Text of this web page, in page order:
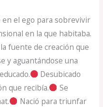
en el ego para sobrevivir
en la que habitaba.
fuente de creación que
y aguantándose una
Desubicado
que recibía.
Se
Nació para triunfar